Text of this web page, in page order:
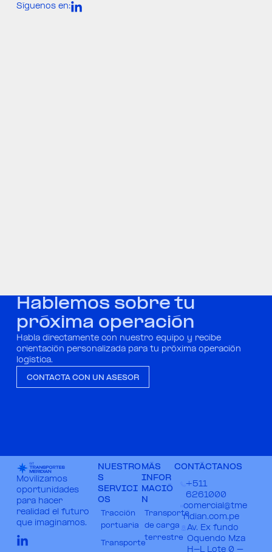
Síguenos en:
Hablemos sobre tu
próxima operación
Habla directamente con nuestro equipo y recibe
orientación personalizada para tu próxima operación
logística.
CONTACTA CON UN ASESOR
Movilizamos
oportunidades
para hacer
realidad el futuro
que imaginamos.
NUESTRO
S
SERVICI
OS
Tracción
portuaria
Transporte
MÁS
INFOR
MACIÓ
N
Transporte
de carga
terrestre
CONTÁCTANOS
+511
6261000​
comercial@tme
ridian.com.pe​
Av. Ex fundo
Oquendo Mza
H-L Lote 0 –